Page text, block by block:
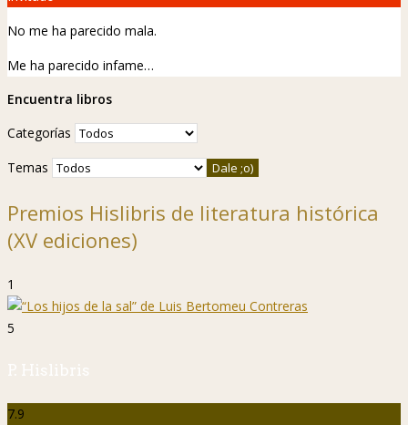
No me ha parecido mala.
Me ha parecido infame…
Encuentra libros
Categorías
Temas
Premios Hislibris de literatura histórica
(XV ediciones)
1
5
P. Hislibris
7.9